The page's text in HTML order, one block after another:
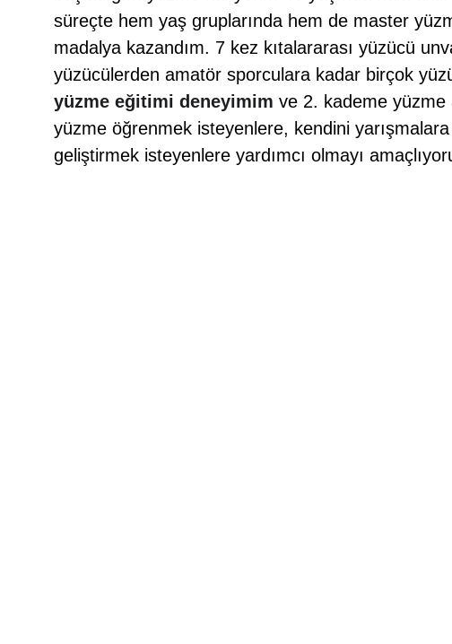
süreçte hem yaş gruplarında hem de master
madalya kazandım. 7 kez kıtalararası yüzücü
yüzücülerden amatör sporculara kadar birçok
yüzme eğitimi deneyimim ve 2. kademe yüzme
yüzme öğrenmek isteyenlere, kendini
geliştirmek isteyenlere yardımcı olmayı